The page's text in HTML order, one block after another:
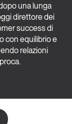
e le ricerche
una lunga
direttore dei
success di
con equilibrio e
relazioni